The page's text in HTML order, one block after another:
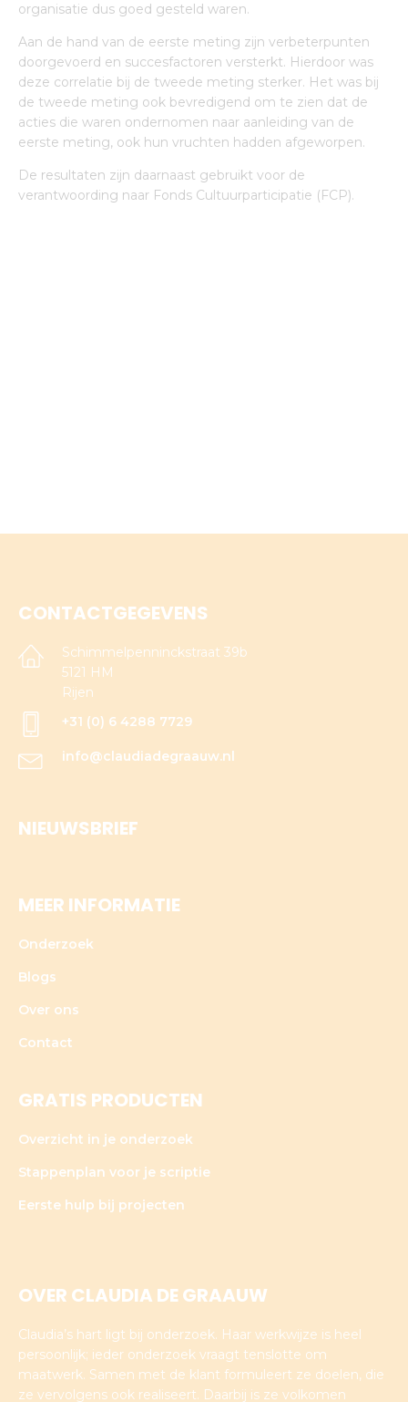
organisatie dus goed gesteld waren.
Aan de hand van de eerste meting zijn verbeterpunten
doorgevoerd en succesfactoren versterkt. Hierdoor was
deze correlatie bij de tweede meting sterker. Het was bij
de tweede meting ook bevredigend om te zien dat de
acties die waren ondernomen naar aanleiding van de
eerste meting, ook hun vruchten hadden afgeworpen.
De resultaten zijn daarnaast gebruikt voor de
verantwoording naar Fonds Cultuurparticipatie (FCP).
CONTACTGEGEVENS
Schimmelpenninckstraat 39b
5121 HM
Rijen
+31 (0) 6 4288 7729
info@claudiadegraauw.nl
NIEUWSBRIEF
MEER INFORMATIE
Onderzoek
Blogs
Over ons
Contact
GRATIS PRODUCTEN
Overzicht in je onderzoek
Stappenplan voor je scriptie
Eerste hulp bij projecten
OVER CLAUDIA DE GRAAUW
Claudia’s hart ligt bij onderzoek. Haar werkwijze is heel
persoonlijk; ieder onderzoek vraagt tenslotte om
maatwerk. Samen met de klant formuleert ze doelen, die
ze vervolgens ook realiseert. Daarbij is ze volkomen